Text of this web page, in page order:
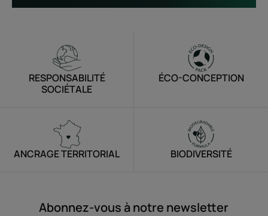
RESPONSABILITÉ
SOCIÉTALE
ÉCO-CONCEPTION
ANCRAGE TERRITORIAL BIODIVERSITÉ
Abonnez-vous à notre newsletter